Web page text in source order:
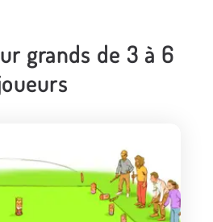
grands de 3 à 6